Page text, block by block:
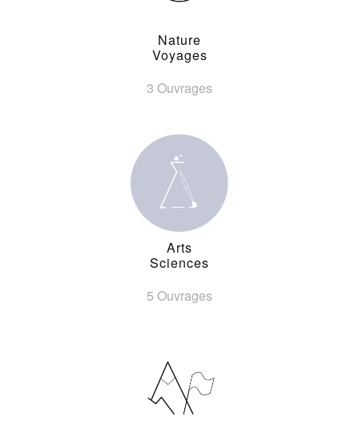
Nature
Voyages
3 Ouvrages
Arts
Sciences
5 Ouvrages